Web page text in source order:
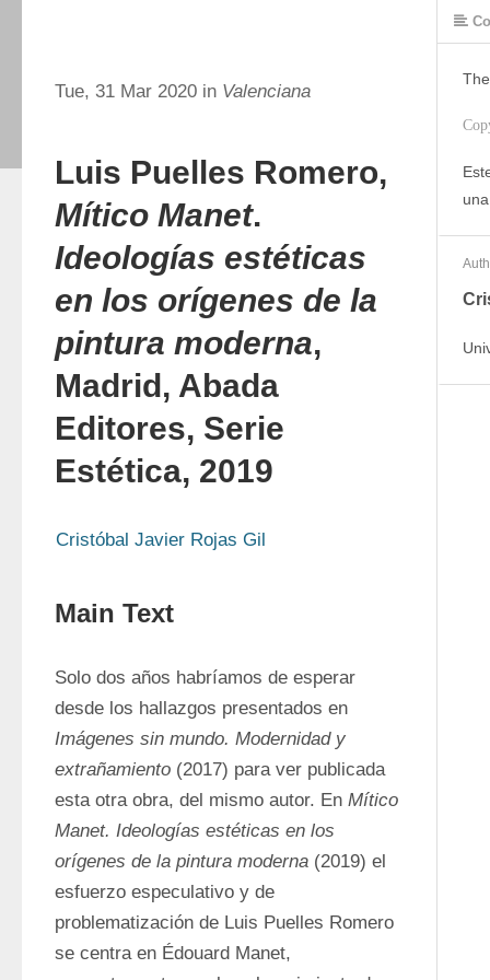
Tue, 31 Mar 2020 in Valenciana
Luis Puelles Romero,
Mítico Manet.
Ideologías estéticas
en los orígenes de la
pintura moderna,
Madrid, Abada
Editores, Serie
Estética, 2019
Cristóbal Javier Rojas Gil
Main Text
Solo dos años habríamos de esperar
Imágenes sin mundo. Modernidad y
extrañamiento (2017) para ver publicada
esta otra obra, del mismo autor. En Mítico
Manet. Ideologías estéticas en los
orígenes de la pintura moderna (2019) el
esfuerzo especulativo y de
problematización de Luis Puelles Romero
se centra en Édouard Manet,